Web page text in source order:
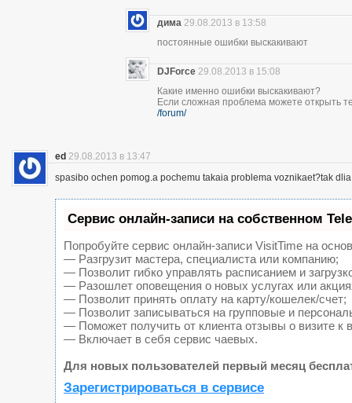
дима 29.08.2013 в 13:58
постоянные ошибки выскакивают
DJForce 29.08.2013 в 15:08
Какие именно ошибки выскакивают?
Если сложная проблема можете открыть
/forum/
ed 29.08.2013 в 13:47
spasibo ochen pomog.a pochemu takaia problema voznikaet?tak
Сервис онлайн-записи на собственном
Попробуйте сервис онлайн-записи VisitTime на
— Разгрузит мастера, специалиста или компанию;
— Позволит гибко управлять расписанием и
— Разошлет оповещения о новых услугах или
— Позволит принять оплату на карту/кошелек/счет;
— Позволит записываться на групповые и
— Поможет получить от клиента отзывы о визите к
— Включает в себя сервис чаевых.
Для новых пользователей первый месяц
Зарегистрироваться в сервисе